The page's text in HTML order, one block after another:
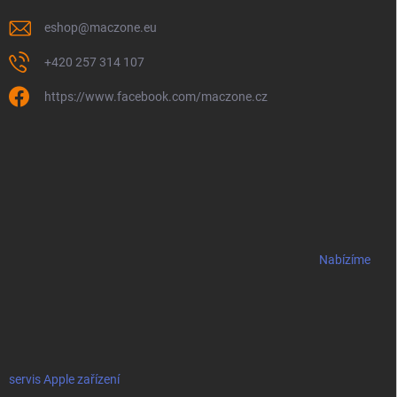
eshop@maczone.eu
+420 257 314 107
https://www.facebook.com/maczone.cz
Nabízíme
servis Apple zařízení